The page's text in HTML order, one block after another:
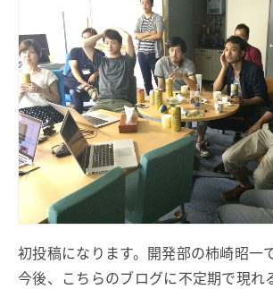
初投稿になります。開発部の柿崎昭一で
今後、こちらのブログに不定期で現れ